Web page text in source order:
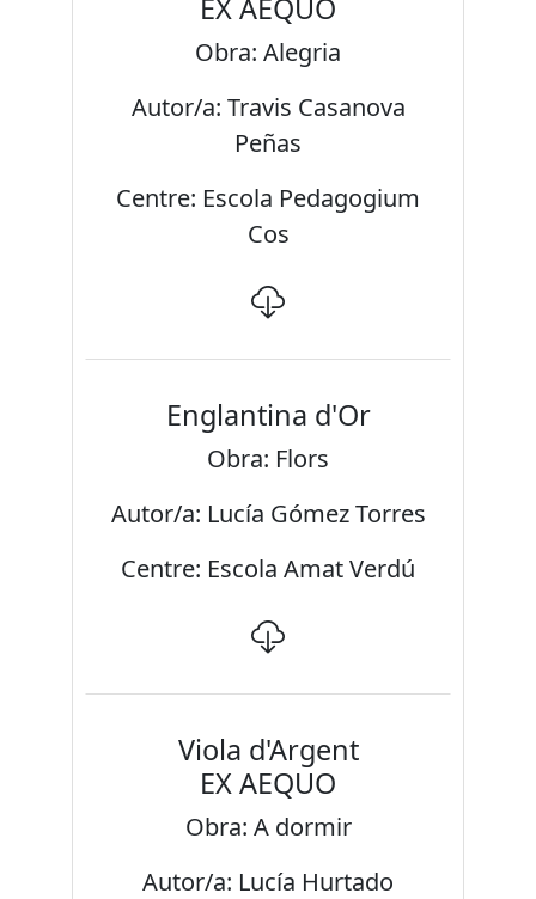
EX AEQUO
Obra: Alegria
Autor/a: Travis Casanova
Peñas
Centre: Escola Pedagogium
Cos
Englantina d'Or
Obra: Flors
Autor/a: Lucía Gómez Torres
Centre: Escola Amat Verdú
Viola d'Argent
EX AEQUO
Obra: A dormir
Autor/a: Lucía Hurtado